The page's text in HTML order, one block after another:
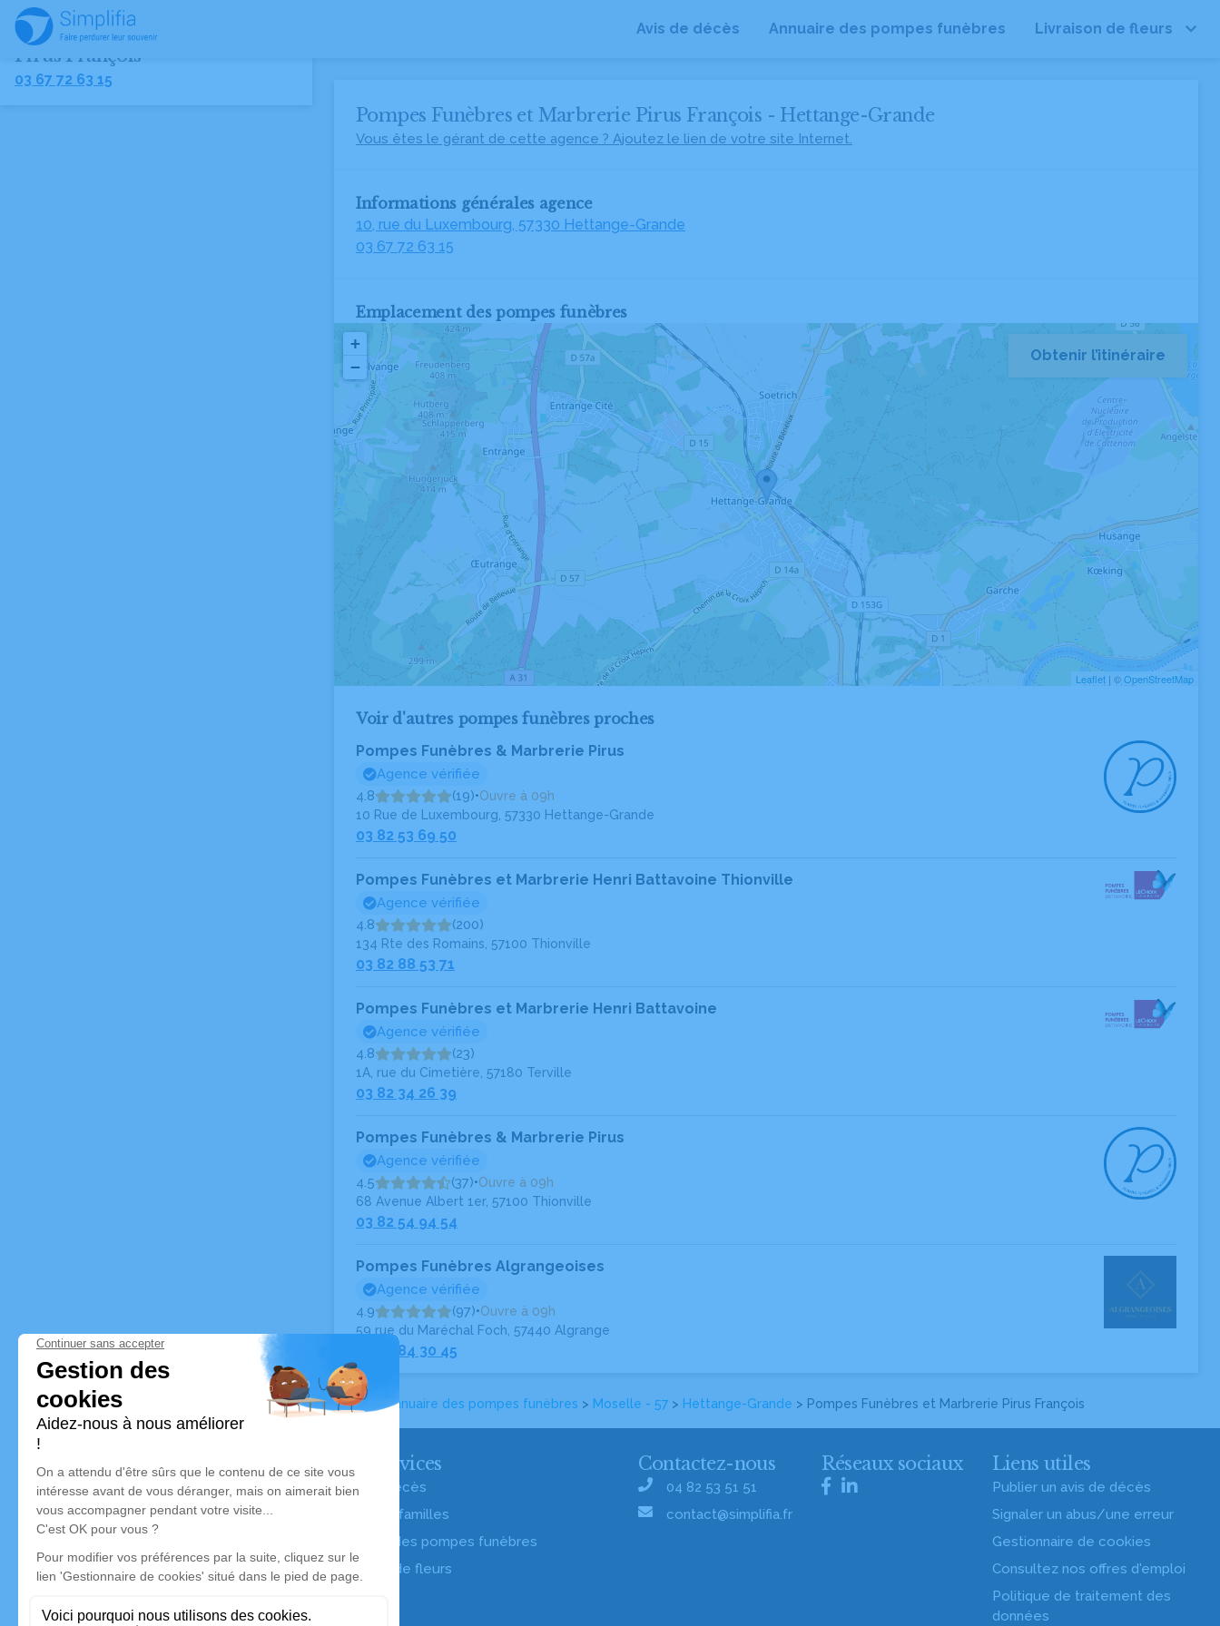
Avis de décès Annuaire des pompes funèbres Livraison de fleurs
Pompes Funèbres et Marbrerie
Pirus François
03 67 72 63 15
Pompes Funèbres et Marbrerie Pirus François - Hettange-Grande
Vous êtes le gérant de cette agence ? Ajoutez le lien de votre site Internet.
Informations générales agence
10, rue du Luxembourg, 57330 Hettange-Grande
03 67 72 63 15
Emplacement des pompes funèbres
+
−
Leaflet | ©OpenStreetMap
Obtenir l’itinéraire
Voir d'autres pompes funèbres proches
Pompes Funèbres & Marbrerie Pirus
Agence vérifiée
4.8
(19)•Ouvre à 09h
10 Rue de Luxembourg, 57330 Hettange-Grande
03 82 53 69 50
Pompes Funèbres et Marbrerie Henri Battavoine Thionville
Agence vérifiée
4.8
(200)
134 Rte des Romains, 57100 Thionville
03 82 88 53 71
Pompes Funèbres et Marbrerie Henri Battavoine
Agence vérifiée
4.8
(23)
1A, rue du Cimetière, 57180 Terville
03 82 34 26 39
Pompes Funèbres & Marbrerie Pirus
Agence vérifiée
4.5
(37)•Ouvre à 09h
68 Avenue Albert 1er, 57100 Thionville
03 82 54 94 54
Pompes Funèbres Algrangeoises
Agence vérifiée
4.9
(97)•Ouvre à 09h
59 rue du Maréchal Foch, 57440 Algrange
03 82 84 30 45
Accueil Annuaire des pompes funèbres > Moselle - 57 > Hettange-Grande > Pompes Funèbres et Marbrerie Pirus François
Nos services
Avis de décès
Liste des familles
Annuaire des pompes funèbres
Livraison de fleurs
Contactez-nous
04 82 53 51 51
contact@simplifia.fr
Réseaux sociaux Liens utiles
Publier un avis de décès
Signaler un abus/une erreur
Gestionnaire de cookies
Consultez nos offres d'emploi
Politique de traitement des
données